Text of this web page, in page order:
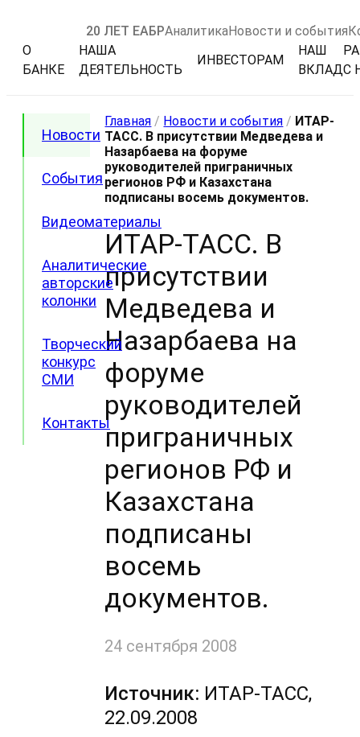
20 ЛЕТ ЕАБРАналитикаНовости и события
О
БАНКЕ
НАША
ДЕЯТЕЛЬНОСТЬ
ИНВЕСТОРАМ
НАШ
ВКЛАДС
Новости
События
Видеоматериалы
Аналитические
авторские
колонки
Творческий
конкурс
СМИ
Контакты
Главная / Новости и события / ИТАР-
ТАСС. В присутствии Медведева и
Назарбаева на форуме
руководителей приграничных
регионов РФ и Казахстана
подписаны восемь документов.
ИТАР-ТАСС. В
присутствии
Медведева и
Назарбаева на
форуме
руководителей
приграничных
регионов РФ и
Казахстана
подписаны
восемь
документов.
24 сентября 2008
Источник: ИТАР-ТАСС,
22.09.2008